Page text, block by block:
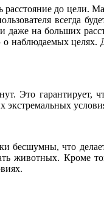
до цели.
всегда
даже на больших
наблюдаемых целях.
Это гарантирует,
экстремальных
бесшумны, что
животных. Кроме